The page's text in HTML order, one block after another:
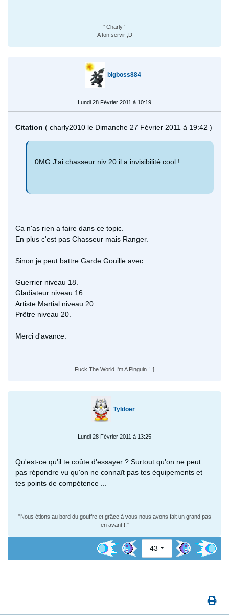
° Charly °
A ton servir ;D
bigboss884
Lundi 28 Février 2011 à 10:19
Citation ( charly2010 le Dimanche 27 Février 2011 à 19:42 )
0MG J'ai chasseur niv 20 il a invisibilité cool !
Ca n'as rien a faire dans ce topic.
En plus c'est pas Chasseur mais Ranger.
Sinon je peut battre Garde Gouille avec :
Guerrier niveau 18.
Gladiateur niveau 16.
Artiste Martial niveau 20.
Prêtre niveau 20.
Merci d'avance.
Fuck The World I'm A Pinguin ! :]
Tyldoer
Lundi 28 Février 2011 à 13:25
Qu'est-ce qu'il te coûte d'essayer ? Surtout qu'on ne peut
pas répondre vu qu'on ne connaît pas tes équipements et
tes points de compétence ...
"Nous étions au bord du gouffre et grâce à vous nous avons fait un grand pas
en avant !!"
43